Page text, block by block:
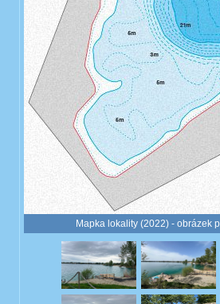
Mapka lokality (2022) - obrázek